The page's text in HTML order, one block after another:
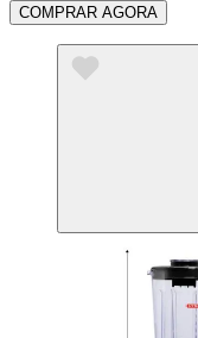
COMPRAR AGORA